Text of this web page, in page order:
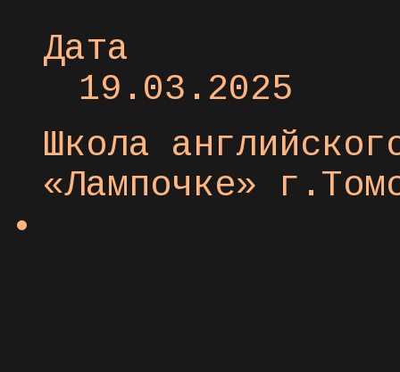
Дата
19.03.2025
Школа
«Лампочке»